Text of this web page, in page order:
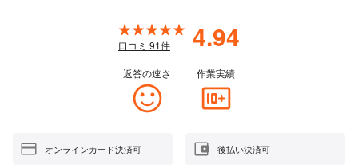
口コミ 91件 4.94
返答の速さ 作業実績
オンラインカード決済可 後払い決済可